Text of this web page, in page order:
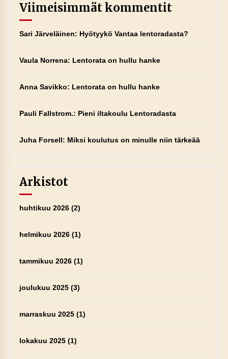
Viimeisimmät kommentit
Sari Järveläinen: Hyötyykö Vantaa lentoradasta?
Vaula Norrena: Lentorata on hullu hanke
Anna Savikko: Lentorata on hullu hanke
Pauli Fallstrom.: Pieni iltakoulu Lentoradasta
Juha Forsell: Miksi koulutus on minulle niin tärkeää
Arkistot
huhtikuu 2026(2)
helmikuu 2026(1)
tammikuu 2026(1)
joulukuu 2025(3)
marraskuu 2025(1)
lokakuu 2025(1)